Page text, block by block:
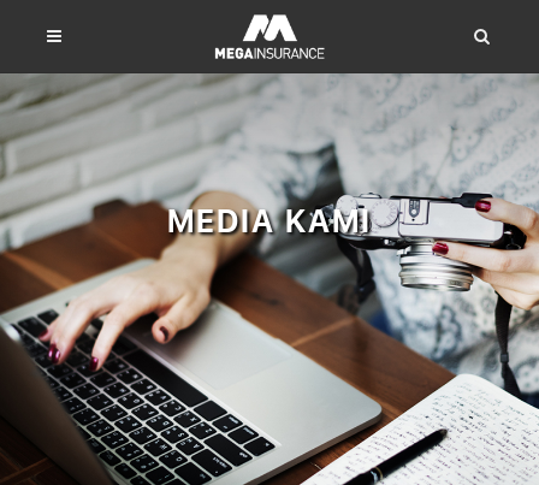
MEDIA KAMI